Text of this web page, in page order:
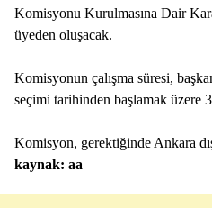
Komisyonu Kurulmasına Dair
üyeden oluşacak.
Komisyonun çalışma süresi,
seçimi tarihinden başlamak üzere
Komisyon, gerektiğinde Ankara
kaynak: aa